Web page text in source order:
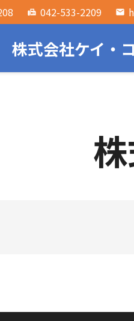
fax 042-533-2209 email
株式会社ケイ・